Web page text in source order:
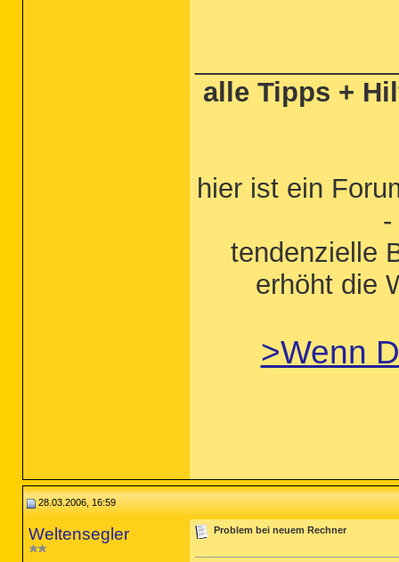
alle Tipps +
hier ist ein
-
tendenzielle
erhöht die
>Wenn
28.03.2006, 16:59
Weltensegler Problem bei neuem Rechner